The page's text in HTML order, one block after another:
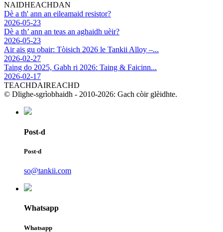
NAIDHEACHDAN
Dè a th' ann an eileamaid resistor?
2026-05-23
Dè a th’ ann an teas an aghaidh uèir?
2026-05-23
Air ais gu obair: Tòisich 2026 le Tankii Alloy –...
2026-02-27
Taing do 2025, Gabh ri 2026: Taing & Faicinn...
2026-02-17
TEACHDAIREACHD
© Dlighe-sgrìobhaidh - 2010-2026: Gach còir glèidhte.
Post-d
Post-d
so@tankii.com
Whatsapp
Whatsapp